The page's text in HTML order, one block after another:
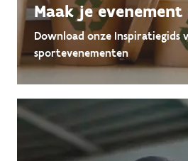
Maak je
Download onze Inspiratiegids
sportevenementen